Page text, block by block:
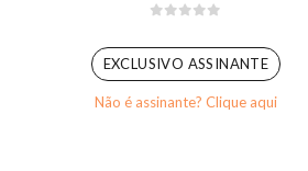
EXCLUSIVO ASSINANTE
Não é assinante? Clique aqui